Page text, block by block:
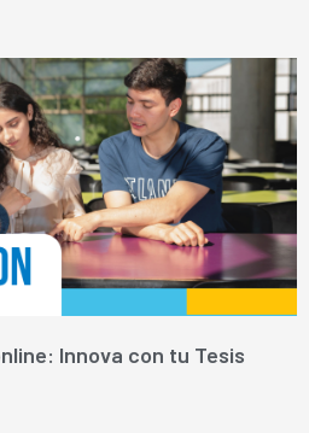
Innova con tu Tesis